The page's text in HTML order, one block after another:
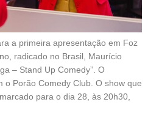
a primeira apresentação em Foz
radicado no Brasil, Maurício
– Stand Up Comedy”. O
o Porão Comedy Club. O show que
para o dia 28, às 20h30,